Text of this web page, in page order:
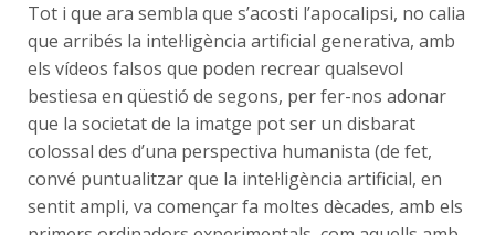
Tot i que ara sembla que s’acosti l’apocalipsi, no calia
que arribés la intel·ligència artificial generativa, amb
els vídeos falsos que poden recrear qualsevol
bestiesa en qüestió de segons, per fer-nos adonar
que la societat de la imatge pot ser un disbarat
colossal des d’una perspectiva humanista (de fet,
convé puntualitzar que la intel·ligència artificial, en
sentit ampli, va començar fa moltes dècades, amb els